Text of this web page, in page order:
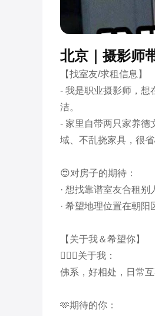
北京｜摄影师
【找室友/求租信息】
- 我是职业摄影师，想
洁。
- 家里自带两只家养德
域、不乱挠家具，很
😍对房子的期待：
· 想找靠谱室友合租别
· 希望地理位置在朝阳
【关于我＆希望你】
🙋🏻‍♂️关于我：
佛系，好相处，日常
🫶期待的你：